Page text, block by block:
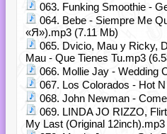
063. Funking Smoothie -
064. Bebe - Siempre Me
«Я»).mp3 (7.11 Mb)
065. Dvicio, Mau y Ricky,
Mau - Que Tienes Tu.mp3
066. Mollie Jay - Wedding
067. Los Colorados - Hot
068. John Newman -
069. LINDA JO RIZZO,
My Last (Original